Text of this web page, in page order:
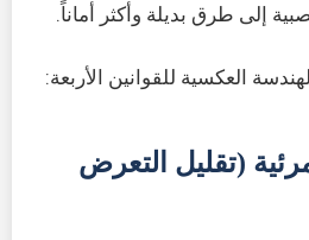
إلى طرق بديلة وأكثر أماناً.
العكسية للقوانين الأربعة:
(تقليل التعرض